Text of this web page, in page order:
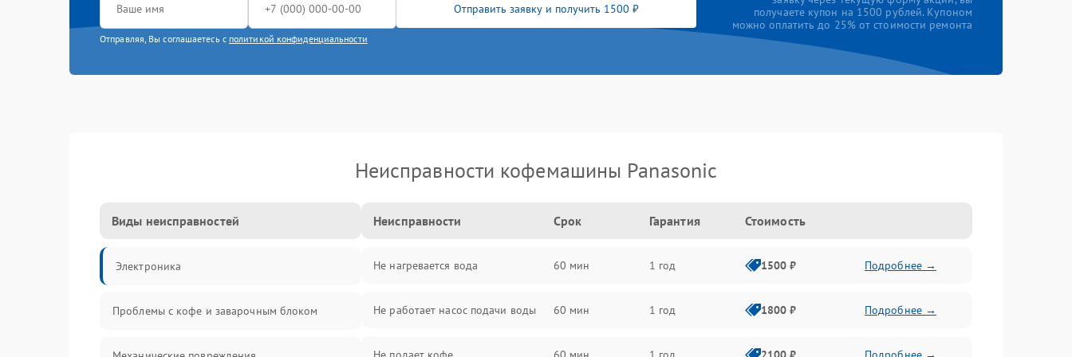
Отправить заявку и получить 1500 ₽
Отправляя, Вы соглашаетесь с политикой конфиденциальности
получаете купон на 1500 рублей. Купоном
можно оплатить до 25% от стоимости ремонта
Неисправности кофемашины Panasonic
Виды неисправностей
Электроника
Проблемы с кофе и заварочным блоком
Неисправности Срок Гарантия Стоимость
Не нагревается вода 60 мин 1 год 1500 ₽ Подробнее →
Не работает насос подачи воды 60 мин 1 год 1800 ₽ Подробнее →